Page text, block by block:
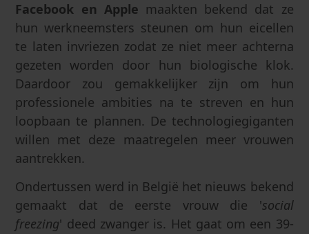
Facebook en Apple maakten bekend dat ze
hun werkneemsters steunen om hun eicellen
te laten invriezen zodat ze niet meer achterna
gezeten worden door hun biologische klok.
Daardoor zou gemakkelijker zijn om hun
professionele ambities na te streven en hun
loopbaan te plannen. De technologiegiganten
willen met deze maatregelen meer vrouwen
aantrekken.
Ondertussen werd in België het nieuws bekend
gemaakt dat de eerste vrouw die 'social
freezing' deed zwanger is. Het gaat om een 39-